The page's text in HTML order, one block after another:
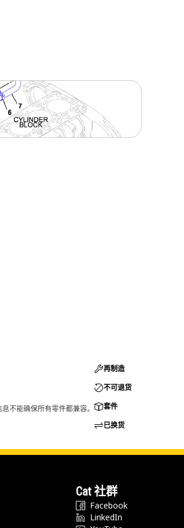
不能确保所有零件都兼容。
再制造
不可退货
套件
已换货
Cat 社群
Facebook
LinkedIn